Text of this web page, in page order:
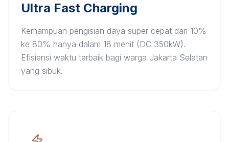
Ultra Fast Charging
Kemampuan pengisian daya super cepat dari 10%
ke 80% hanya dalam 18 menit (DC 350kW).
Efisiensi waktu terbaik bagi warga Jakarta Selatan
yang sibuk.